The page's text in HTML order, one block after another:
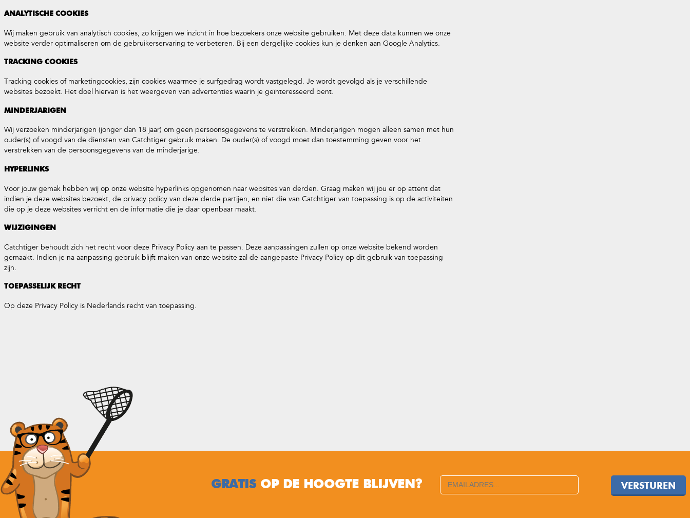
ANALYTISCHE COOKIES
Wij maken gebruik van analytisch cookies, zo krijgen we inzicht in hoe bezoekers onze website gebruiken. Met deze data kunnen we onze
website verder optimaliseren om de gebruikerservaring te verbeteren. Bij een dergelijke cookies kun je denken aan Google Analytics.
TRACKING COOKIES
Tracking cookies of marketingcookies, zijn cookies waarmee je surfgedrag wordt vastgelegd. Je wordt gevolgd als je verschillende
websites bezoekt. Het doel hiervan is het weergeven van advertenties waarin je geïnteresseerd bent.
MINDERJARIGEN
Wij verzoeken minderjarigen (jonger dan 18 jaar) om geen persoonsgegevens te verstrekken. Minderjarigen mogen alleen samen met hun
ouder(s) of voogd van de diensten van Catchtiger gebruik maken. De ouder(s) of voogd moet dan toestemming geven voor het
verstrekken van de persoonsgegevens van de minderjarige.
HYPERLINKS
Voor jouw gemak hebben wij op onze website hyperlinks opgenomen naar websites van derden. Graag maken wij jou er op attent dat
indien je deze websites bezoekt, de privacy policy van deze derde partijen, en niet die van Catchtiger van toepassing is op de activiteiten
die op je deze websites verricht en de informatie die je daar openbaar maakt.
WIJZIGINGEN
Catchtiger behoudt zich het recht voor deze Privacy Policy aan te passen. Deze aanpassingen zullen op onze website bekend worden
gemaakt. Indien je na aanpassing gebruik blijft maken van onze website zal de aangepaste Privacy Policy op dit gebruik van toepassing
zijn.
TOEPASSELIJK RECHT
Op deze Privacy Policy is Nederlands recht van toepassing.
GRATIS OP DE HOOGTE BLIJVEN? VERSTUREN